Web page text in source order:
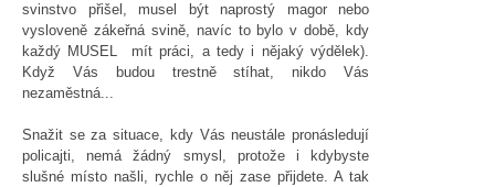
svinstvo přišel, musel být naprostý magor nebo
vysloveně zákeřná svině, navíc to bylo v době, kdy
každý MUSEL mít práci, a tedy i nějaký výdělek).
Když Vás budou trestně stíhat, nikdo Vás
nezaměstná...
Snažit se za situace, kdy Vás neustále pronásledují
policajti, nemá žádný smysl, protože i kdybyste
slušné místo našli, rychle o něj zase přijdete. A tak